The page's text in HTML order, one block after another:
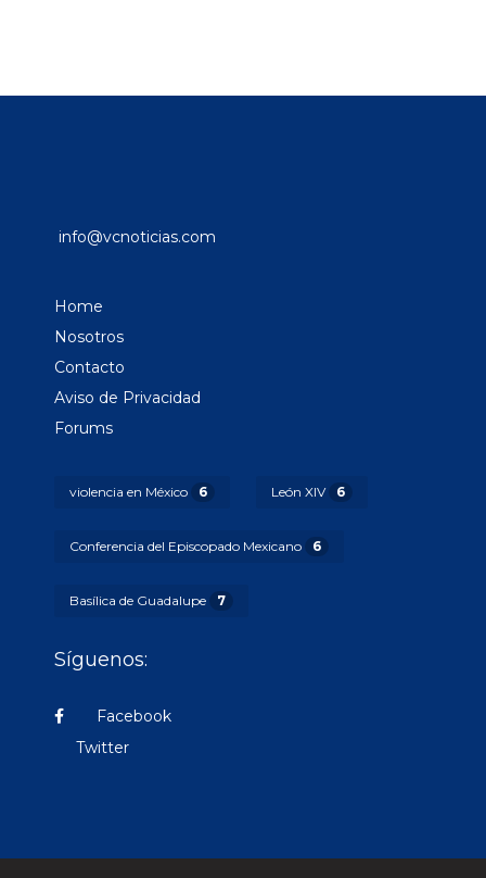
info@vcnoticias.com
Home
Nosotros
Contacto
Aviso de Privacidad
Forums
violencia en México 6 León XIV 6
Conferencia del Episcopado Mexicano 6
Basílica de Guadalupe 7
Síguenos:
Facebook
Twitter